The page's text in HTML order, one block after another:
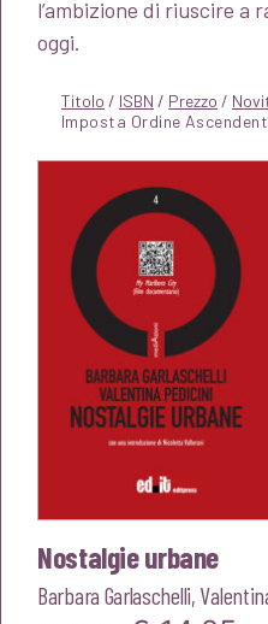
l’ambizione di riuscire a
oggi.
Titolo / ISBN / Prezzo /
Nostalgie urbane
Barbara Garlaschelli,